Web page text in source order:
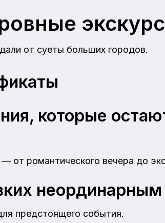
от суеты больших городов.
которые
от романтического вечера до
предстоящего события.